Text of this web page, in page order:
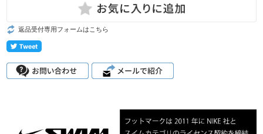
返品受付専用フォームはこちら